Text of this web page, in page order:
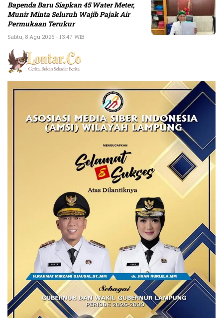
Bapenda Baru Siapkan 45 Water Meter,
Munir Minta Seluruh Wajib Pajak Air
Permukaan Terukur
Sabtu, 8 Agu 2026 - 13:47 WIB